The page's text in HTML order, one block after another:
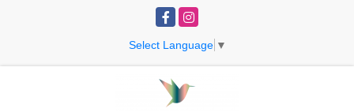
FacebookInstagram
Select Language ▼